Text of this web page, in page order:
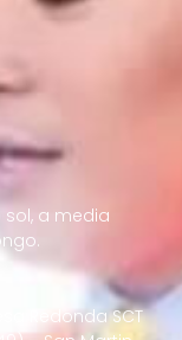
sol, a media
Redonda SCT